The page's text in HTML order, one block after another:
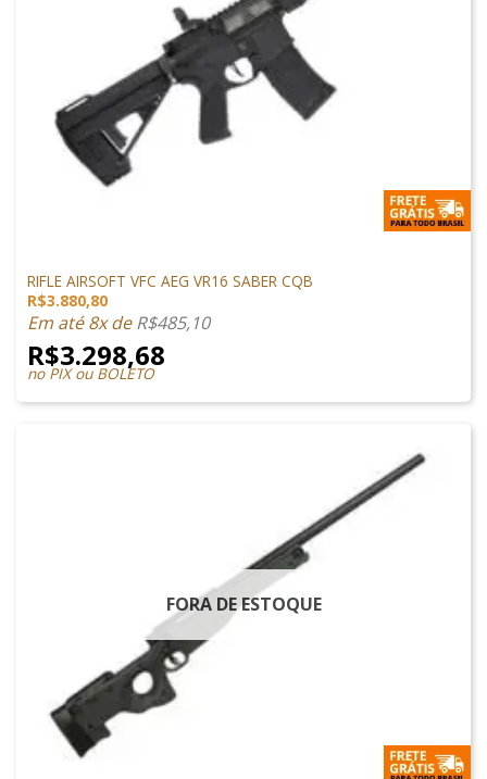
RIFLE AIRSOFT VFC AEG VR16 SABER CQB
R$3.880,80
Em até 8x deR$485,10
R$3.298,68
no PIX ou BOLETO
FORA DE ESTOQUE